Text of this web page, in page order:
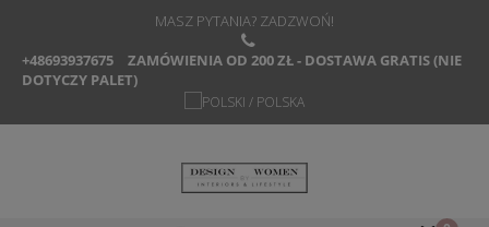
MASZ PYTANIA? ZADZWOŃ!
+48693937675
ZAMÓWIENIA OD 200 ZŁ - DOSTAWA GRATIS (NIE
DOTYCZY PALET)